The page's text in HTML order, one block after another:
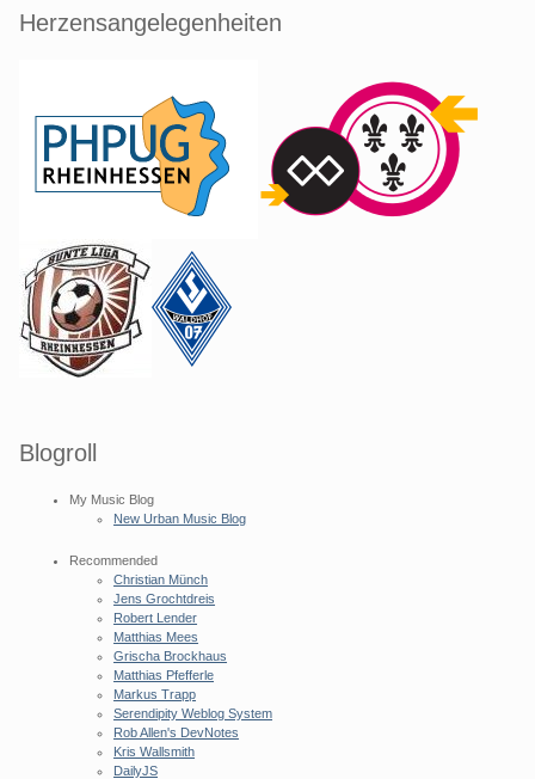
Herzensangelegenheiten
Blogroll
My Music Blog
New Urban Music Blog
Recommended
Christian Münch
Jens Grochtdreis
Robert Lender
Matthias Mees
Grischa Brockhaus
Matthias Pfefferle
Markus Trapp
Serendipity Weblog System
Rob Allen's DevNotes
Kris Wallsmith
DailyJS